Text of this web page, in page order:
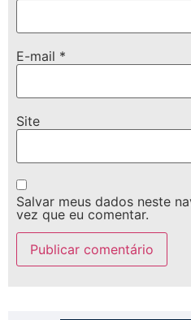
E-mail *
Site
Salvar meus dados neste
vez que eu comentar.